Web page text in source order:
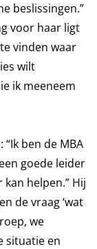
beslissingen.”
voor haar ligt
vinden waar
wilt
ik meeneem
ben de MBA
goede leider
helpen.” Hij
de vraag ‘wat
we
situatie en